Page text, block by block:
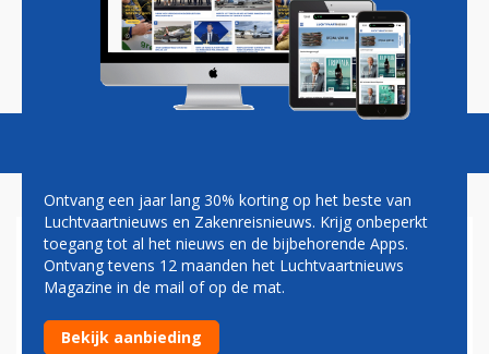
Magazine Podcasts Vacatures
AMERIKAANSE KC-135S
GESTATIONEERD OP
VLIEGBASIS VOLKEL
Ontvang een jaar lang 30% korting op het beste van
Luchtvaartnieuws en Zakenreisnieuws. Krijg onbeperkt
toegang tot al het nieuws en de bijbehorende Apps.
Ontvang tevens 12 maanden het Luchtvaartnieuws
Magazine in de mail of op de mat.
Bekijk aanbieding